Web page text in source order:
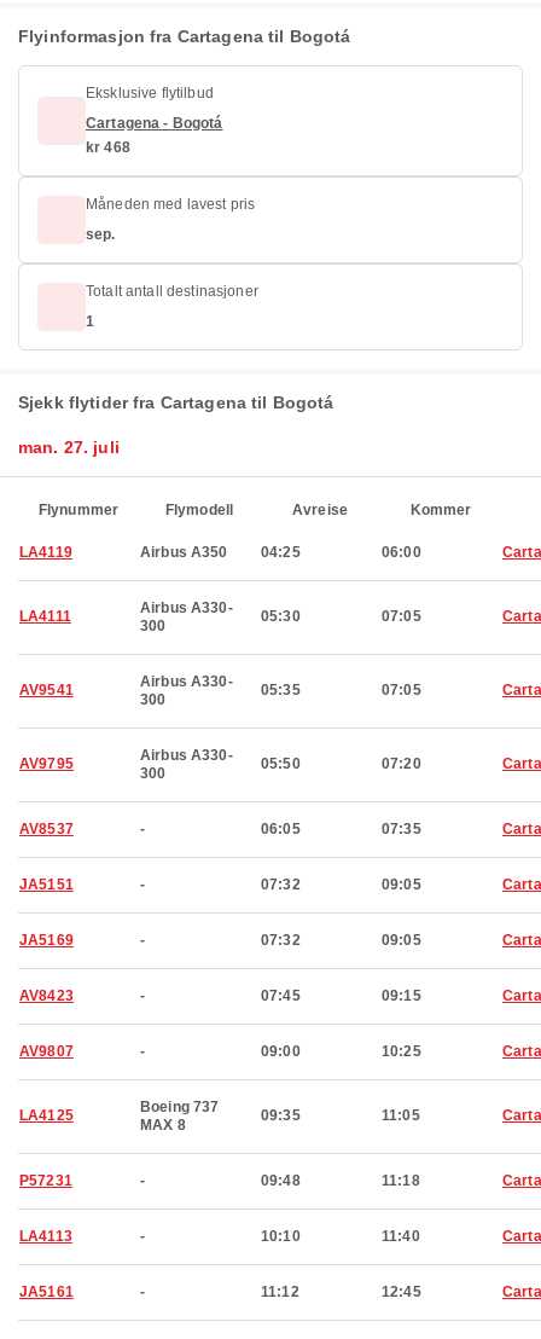
Flyinformasjon fra Cartagena til Bogotá
Eksklusive flytilbud
Cartagena - Bogotá
kr 468
Måneden med lavest pris
sep.
Totalt antall destinasjoner
1
Sjekk flytider fra Cartagena til Bogotá
man. 27. juli
Flynummer Flymodell Avreise Kommer
LA4119 Airbus A350 04:25 06:00
LA4111
Airbus A330-
300
05:30 07:05
AV9541
Airbus A330-
300
05:35 07:05
AV9795
Airbus A330-
300
05:50 07:20
AV8537 - 06:05 07:35
JA5151 - 07:32 09:05
JA5169 - 07:32 09:05
AV8423 - 07:45 09:15
AV9807 - 09:00 10:25
LA4125
Boeing 737
MAX 8
09:35 11:05
P57231 - 09:48 11:18
LA4113 - 10:10 11:40
JA5161 - 11:12 12:45